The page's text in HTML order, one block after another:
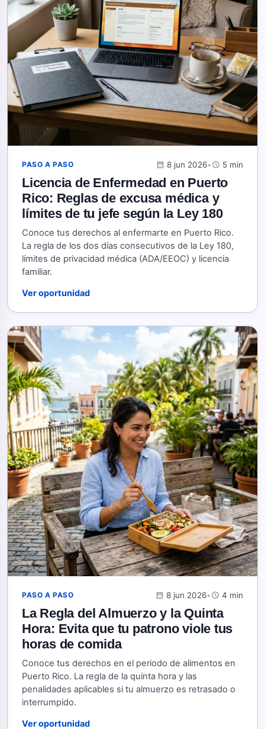
PASO A PASO calendar_month 8 jun 2026•schedule 5 min
Licencia de Enfermedad en Puerto
Rico: Reglas de excusa médica y
límites de tu jefe según la Ley 180
Conoce tus derechos al enfermarte en Puerto Rico.
La regla de los dos días consecutivos de la Ley 180,
límites de privacidad médica (ADA/EEOC) y licencia
familiar.
Ver oportunidad
PASO A PASO calendar_month 8 jun 2026•schedule 4 min
La Regla del Almuerzo y la Quinta
Hora: Evita que tu patrono viole tus
horas de comida
Conoce tus derechos en el periodo de alimentos en
Puerto Rico. La regla de la quinta hora y las
penalidades aplicables si tu almuerzo es retrasado o
interrumpido.
Ver oportunidad